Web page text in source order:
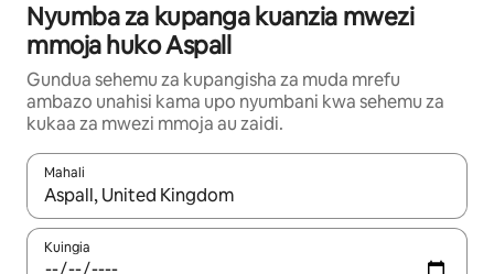
Nyumba za kupanga kuanzia mwezi
mmoja huko Aspall
Gundua sehemu za kupangisha za muda mrefu
ambazo unahisi kama upo nyumbani kwa sehemu za
kukaa za mwezi mmoja au zaidi.
Mahali
Wakati matokeo yanapatikana, vinjari kwa kutumia vitufe vya
Kuingia